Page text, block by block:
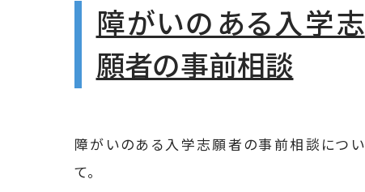
障がいのある入学志
願者の事前相談
障がいのある入学志願者の事前相談につい
て。